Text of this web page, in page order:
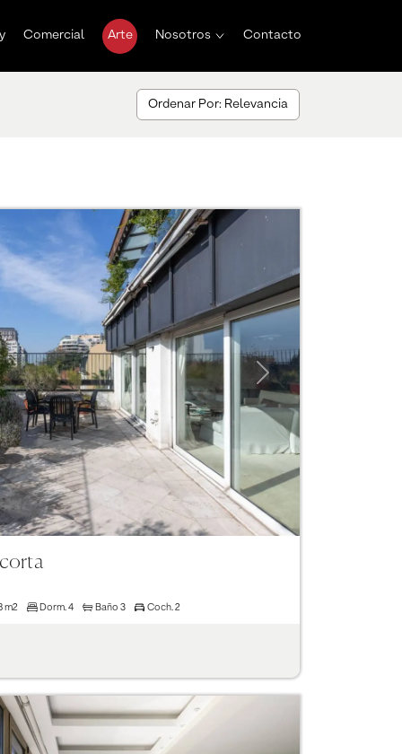
Comercial Arte Nosotros Contacto
Ordenar Por: Relevancia
Next
m2 Dorm. 4 Baño 3 Coch. 2